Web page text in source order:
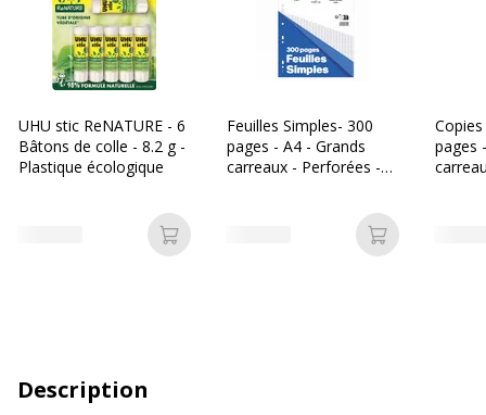
UHU stic ReNATURE - 6
Bâtons de colle - 8.2 g -
Plastique écologique
Ajouter au panier
Feuilles Simples- 300
pages - A4 - Grands
carreaux - Perforées -
Ajouter au
pages
Description